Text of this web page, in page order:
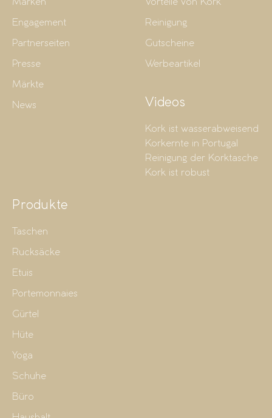
Marken
Engagement
Partnerseiten
Presse
Märkte
News
Vorteile von Kork
Reinigung
Gutscheine
Werbeartikel
Videos
Kork ist wasserabweisend
Korkernte in Portugal
Reinigung der Korktasche
Kork ist robust
Produkte
Taschen
Rucksäcke
Etuis
Portemonnaies
Gürtel
Hüte
Yoga
Schuhe
Büro